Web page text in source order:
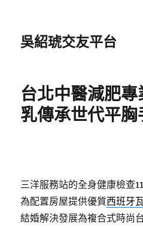
吳紹琥交友平台
台北中醫減肥
乳傳承世代平胸
三洋服務站的全身健康檢查
為配置房屋提供優質西班牙
結婚解決發展為複合式時尚